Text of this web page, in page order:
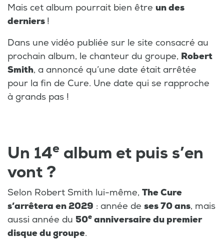
Mais cet album pourrait bien être un des
derniers !
Dans une vidéo publiée sur le site consacré au
prochain album, le chanteur du groupe, Robert
Smith, a annoncé qu’une date était arrêtée
pour la fin de Cure. Une date qui se rapproche
à grands pas !
Un 14e album et puis s’en
vont ?
Selon Robert Smith lui-même, The Cure
s’arrêtera en 2029 : année de ses 70 ans, mais
aussi année du 50e anniversaire du premier
disque du groupe.